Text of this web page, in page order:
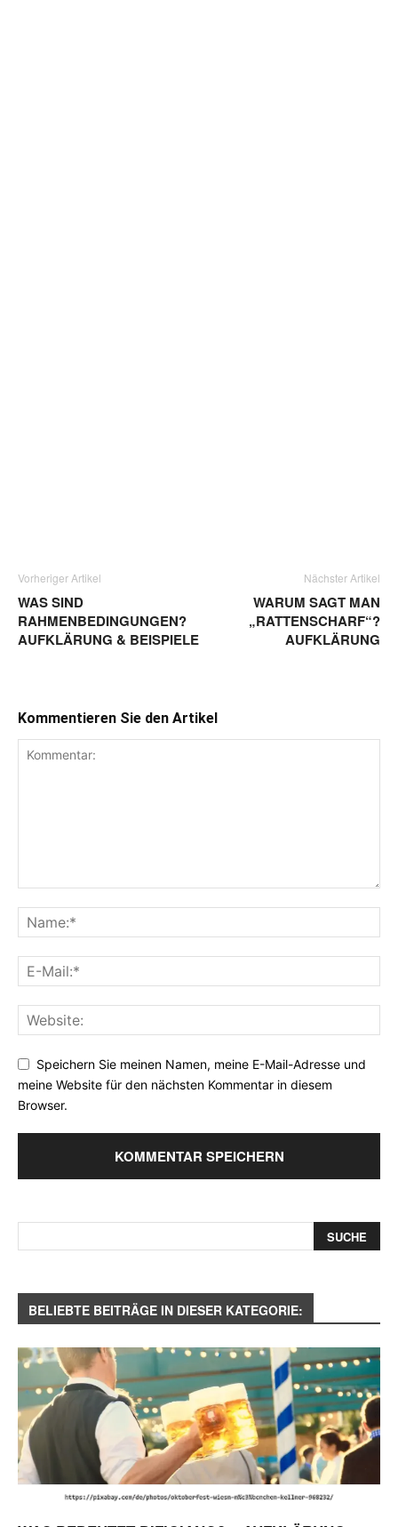
Vorheriger Artikel
WAS SIND
RAHMENBEDINGUNGEN?
AUFKLÄRUNG & BEISPIELE
Nächster Artikel
WARUM SAGT MAN
„RATTENSCHARF“?
AUFKLÄRUNG
Kommentieren Sie den Artikel
Speichern Sie meinen Namen, meine E-Mail-Adresse und
meine Website für den nächsten Kommentar in diesem
Browser.
BELIEBTE BEITRÄGE IN DIESER KATEGORIE: